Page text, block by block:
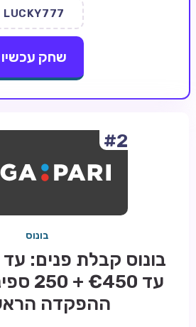
בלוג וחדשות
LUCKY777
שחק עכשיו
#2
בונוס
עד
ההפקדה